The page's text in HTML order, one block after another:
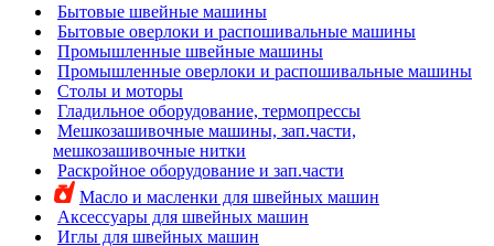
Бытовые швейные машины
Бытовые оверлоки и распошивальные машины
Промышленные швейные машины
Промышленные оверлоки и распошивальные машины
Столы и моторы
Гладильное оборудование, термопрессы
Мешкозашивочные машины, зап.части,
мешкозашивочные нитки
Раскройное оборудование и зап.части
Масло и масленки для швейных машин
Аксессуары для швейных машин
Иглы для швейных машин